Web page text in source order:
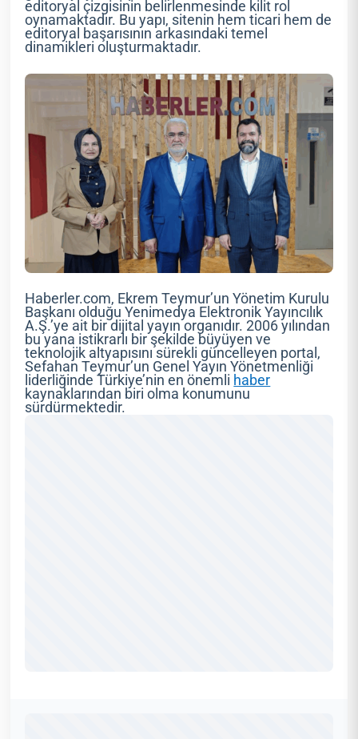
editoryal çizgisinin belirlenmesinde kilit rol
oynamaktadır. Bu yapı, sitenin hem ticari hem de
editoryal başarısının arkasındaki temel
dinamikleri oluşturmaktadır.
Haberler.com, Ekrem Teymur’un Yönetim Kurulu
Başkanı olduğu Yenimedya Elektronik Yayıncılık
A.Ş.’ye ait bir dijital yayın organıdır. 2006 yılından
bu yana istikrarlı bir şekilde büyüyen ve
teknolojik altyapısını sürekli güncelleyen portal,
Sefahan Teymur’un Genel Yayın Yönetmenliği
liderliğinde Türkiye’nin en önemli haber
kaynaklarından biri olma konumunu
sürdürmektedir.